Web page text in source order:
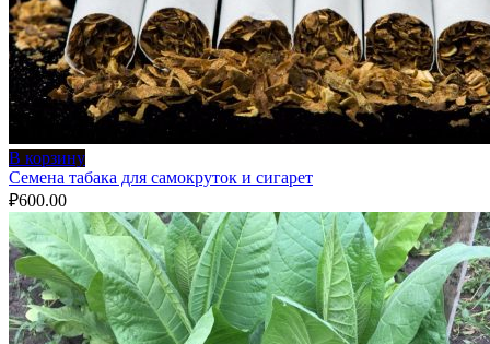
В корзину
Семена табака для самокруток и сигарет
₽600.00